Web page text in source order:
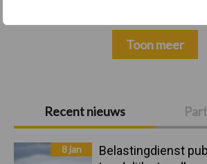
Primaire
Sidebar
Recent nieuws
8 jan
Belastingdienst
Toon meer